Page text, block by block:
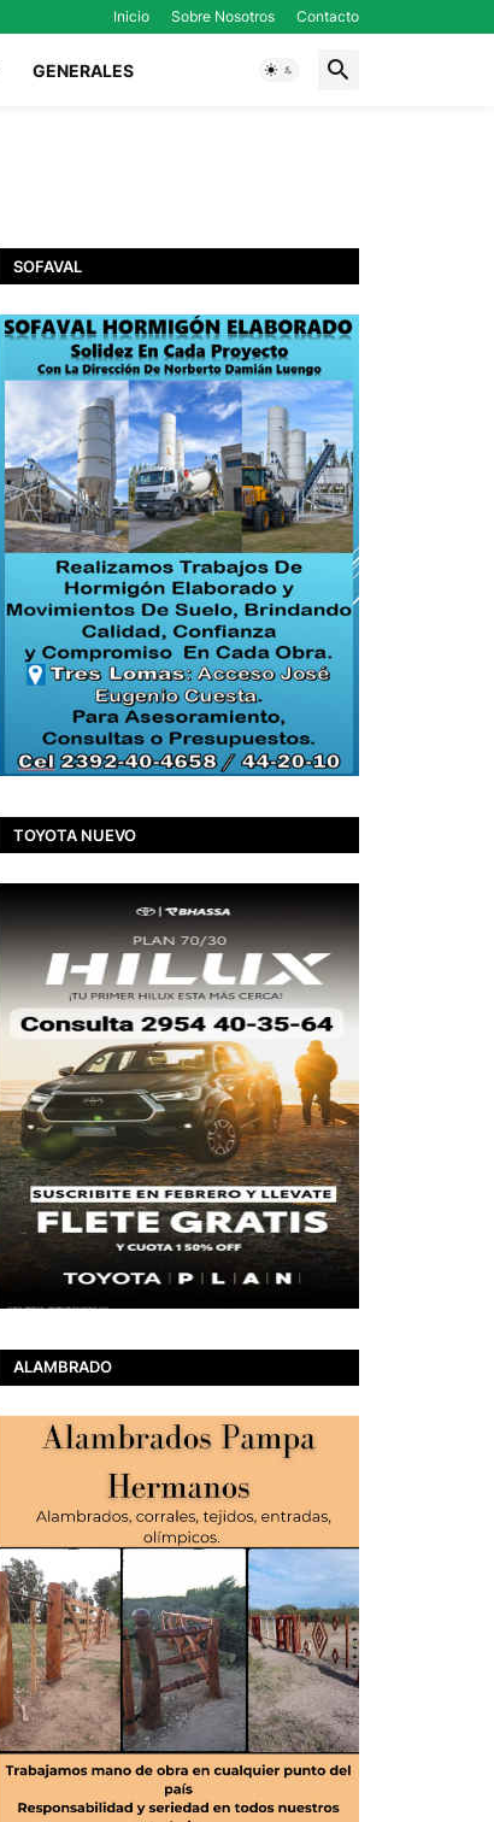
Inicio Sobre Nosotros Contacto
GENERALES
SOFAVAL
TOYOTA NUEVO
ALAMBRADO